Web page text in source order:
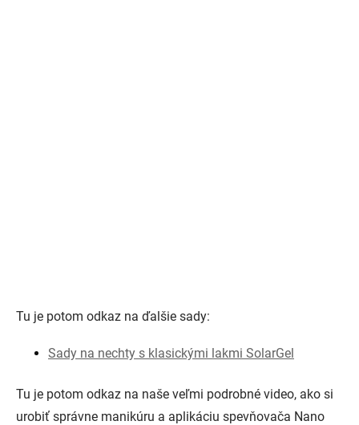
Tu je potom odkaz na ďalšie sady:
Sady na nechty s klasickými lakmi SolarGel
Tu je potom odkaz na naše veľmi podrobné video, ako si
urobiť správne manikúru a aplikáciu spevňovača Nano